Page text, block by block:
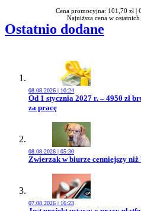
Cena promocyjna: 101,70 zł |
Najniższa cena w
Ostatnio dodane
08.08.2026 | 10:24
Przejdź do artykułu:
Od 1 stycznia 2027 r. – 4950 zł
za pracę
08.08.2026 | 05:30
Przejdź do artykułu:
Zwierzak w biurze cenniejszy
07.08.2026 | 16:23